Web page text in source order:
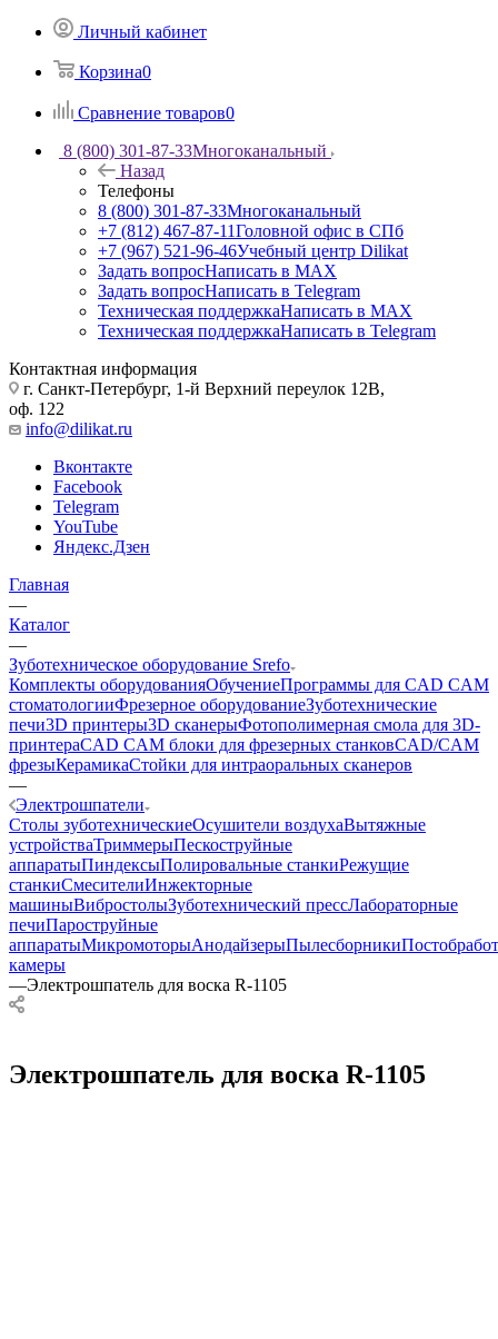
Личный кабинет
Корзина0
Сравнение товаров0
8 (800) 301-87-33Многоканальный
Назад
Телефоны
8 (800) 301-87-33Многоканальный
+7 (812) 467-87-11Головной офис в СПб
+7 (967) 521-96-46Учебный центр Dilikat
Задать вопросНаписать в MAX
Задать вопросНаписать в Telegram
Техническая поддержкаНаписать в MAX
Техническая поддержкаНаписать в Telegram
Контактная информация
г. Санкт-Петербург, 1-й Верхний переулок 12В,
оф. 122
info@dilikat.ru
Вконтакте
Facebook
Telegram
YouTube
Яндекс.Дзен
Главная
—
Каталог
—
Зуботехническое оборудование Srefo
Комплекты оборудованияОбучениеПрограммы для CAD CAM
стоматологииФрезерное оборудованиеЗуботехнические
печи3D принтеры3D сканерыФотополимерная смола для 3D-
принтераCAD CAM блоки для фрезерных станковCAD/CAM
фрезыКерамикаСтойки для интраоральных сканеров
—
Электрошпатели
Столы зуботехническиеОсушители воздухаВытяжные
устройстваТриммерыПескоструйные
аппаратыПиндексыПолировальные станкиРежущие
станкиСмесителиИнжекторные
машиныВибростолыЗуботехнический прессЛабораторные
печиПароструйные
аппаратыМикромоторыАнодайзерыПылесборники
камеры
—Электрошпатель для воска R-1105
Электрошпатель для воска R-1105